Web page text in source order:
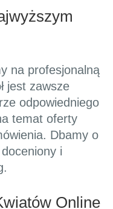
na profesjonalną
jest zawsze
odpowiedniego
temat oferty
Dbamy o
i
Online